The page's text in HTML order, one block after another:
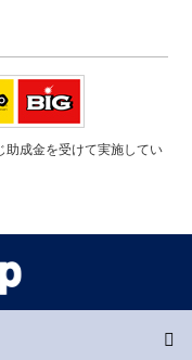
成金を受けて実施してい